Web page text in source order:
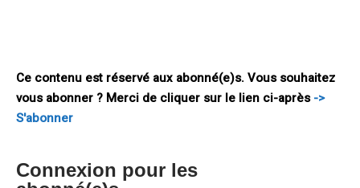
Ce contenu est réservé aux abonné(e)s. Vous souhaitez
vous abonner ? Merci de cliquer sur le lien ci-après->
S'abonner
Connexion pour les